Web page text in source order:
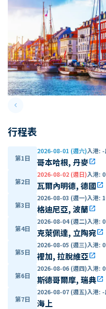
keyboard_arrow_leftPrevious slide
行程表
第1日
2026-08-01 (週六)入港: -
哥本哈根, 丹麥open_in_new
第2日
2026-08-02 (週日)入港:
瓦爾內明德, 德國open_in_new
第3日
2026-08-03 (週一)入港:
格迪尼亞, 波蘭open_in_new
第4日
2026-08-04 (週二)入港:
克萊佩達, 立陶宛open_in_new
第5日
2026-08-05 (週三)入港:
裡加, 拉脫維亞open_in_new
第6日
2026-08-06 (週四)入港:
斯德哥爾摩, 瑞典open_in_new
第7日
2026-08-07 (週五)入港: -
海上